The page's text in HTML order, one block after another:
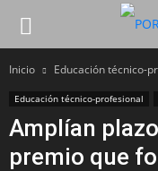
Inicio Educación técnico-
Educación técnico-profesional
Amplían
premio que